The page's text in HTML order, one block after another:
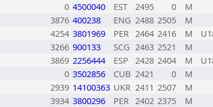
0 4500040 EST 2495 0 M
3876 400238 ENG 2488 2505 M
4254 3801969 PER 2464 2416 M
3266 900133 SCG 2463 2521 M
3869 2256444 ESP 2428 2404 M
0 3502856 CUB 2421 0 M
2939 14100363 UKR 2411 2507 M
3934 3800296 PER 2402 2375 M